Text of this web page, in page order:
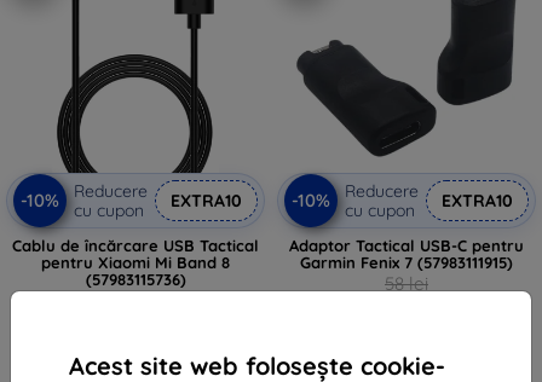
Acest site web folosește cookie-
-10%
Reducere
cu cupon
EXTRA10
Cablu de încărcare USB Tactical
pentru Xiaomi Mi Band 8
(57983115736)
În stoc > 5 buc
-10%
Reducere
cu cupon
EXTRA10
Adaptor Tactical USB-C pentru
Garmin Fenix 7 (57983111915)
58 lei